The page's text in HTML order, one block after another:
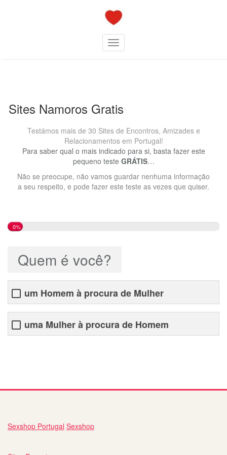
Toggle navigation
Sites Namoros Gratis
Testámos mais de 30 Sites de Encontros, Amizades e
Relacionamentos em Portugal!
Para saber qual o mais indicado para si, basta fazer este
pequeno teste GRÁTIS…
Não se preocupe, não vamos guardar nenhuma informação
a seu respeito, e pode fazer este teste as vezes que quiser.
0%
Quem é você?
um Homem à procura de Mulher
uma Mulher à procura de Homem
Sexshop Portugal Sexshop